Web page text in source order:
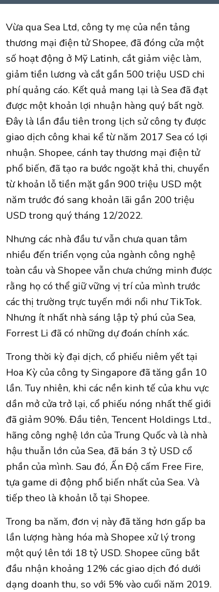
Vừa qua Sea Ltd, công ty mẹ của nền tảng
thương mại điện tử Shopee, đã đóng cửa một
số hoạt động ở Mỹ Latinh, cắt giảm việc làm,
giảm tiền lương và cắt gần 500 triệu USD chi
phí quảng cáo. Kết quả mang lại là Sea đã đạt
được một khoản lợi nhuận hàng quý bất ngờ.
Đây là lần đầu tiên trong lịch sử công ty được
giao dịch công khai kể từ năm 2017 Sea có lợi
nhuận. Shopee, cánh tay thương mại điện tử
phổ biến, đã tạo ra bước ngoặt khả thi, chuyển
từ khoản lỗ tiền mặt gần 900 triệu USD một
năm trước đó sang khoản lãi gần 200 triệu
USD trong quý tháng 12/2022.
Nhưng các nhà đầu tư vẫn chưa quan tâm
nhiều đến triển vọng của ngành công nghệ
toàn cầu và Shopee vẫn chưa chứng minh được
rằng họ có thể giữ vững vị trí của mình trước
các thị trường trực tuyến mới nổi như TikTok.
Nhưng ít nhất nhà sáng lập tỷ phú của Sea,
Forrest Li đã có những dự đoán chính xác.
Trong thời kỳ đại dịch, cổ phiếu niêm yết tại
Hoa Kỳ của công ty Singapore đã tăng gần 10
lần. Tuy nhiên, khi các nền kinh tế của khu vực
dần mở cửa trở lại, cổ phiếu nóng nhất thế giới
đã giảm 90%. Đầu tiên, Tencent Holdings Ltd.,
hãng công nghệ lớn của Trung Quốc và là nhà
hậu thuẫn lớn của Sea, đã bán 3 tỷ USD cổ
phần của mình. Sau đó, Ấn Độ cấm Free Fire,
tựa game di động phổ biến nhất của Sea. Và
tiếp theo là khoản lỗ tại Shopee.
Trong ba năm, đơn vị này đã tăng hơn gấp ba
lần lượng hàng hóa mà Shopee xử lý trong
một quý lên tới 18 tỷ USD. Shopee cũng bắt
đầu nhận khoảng 12% các giao dịch đó dưới
dạng doanh thu, so với 5% vào cuối năm 2019.